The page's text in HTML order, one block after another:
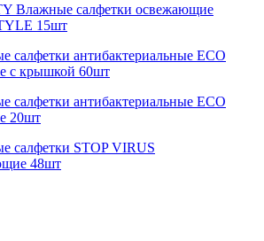
Влажные салфетки освежающие
15шт
салфетки антибактериальные ECO
с крышкой 60шт
салфетки антибактериальные ECO
20шт
салфетки STOP VIRUS
48шт